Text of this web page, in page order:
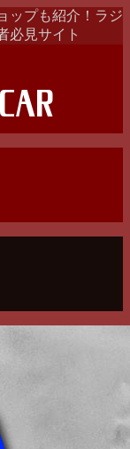
ップも紹介！ラジ
必見サイト